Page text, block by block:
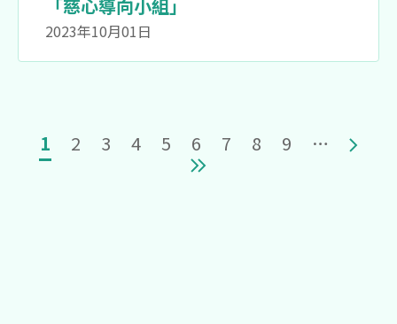
「慈心導向小組」
2023年10月01日
目前頁面
1 頁面
2 頁面
3 頁面
4 頁面
5 頁面
6 頁面
7 頁面
8 頁面
9 … Next
Last page